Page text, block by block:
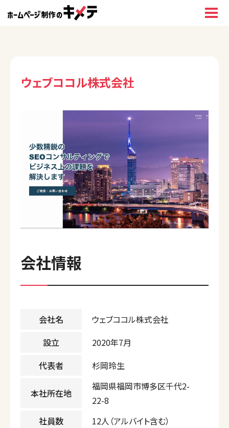
ウェブココル株式会社
会社情報
会社名
ウェブココル株式会社
設立
2020年7月
代表者
杉岡玲生
本社所在地
福岡県福岡市博多区千代2-
22-8
社員数
12人（アルバイト含む）